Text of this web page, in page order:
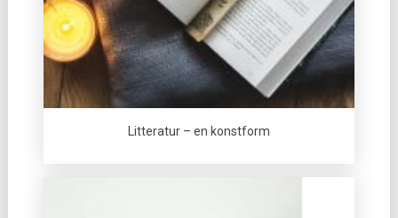
Litteratur – en konstform